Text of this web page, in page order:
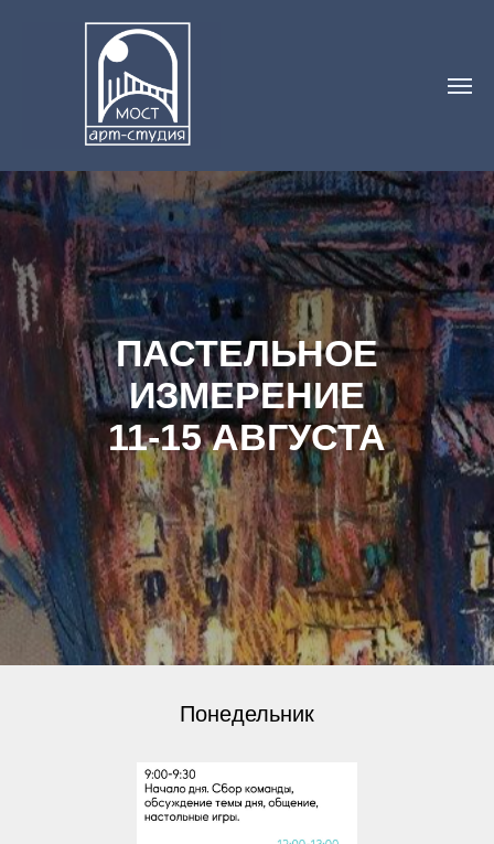
ПАСТЕЛЬНОЕ
ИЗМЕРЕНИЕ
11-15 АВГУСТА
Понедельник